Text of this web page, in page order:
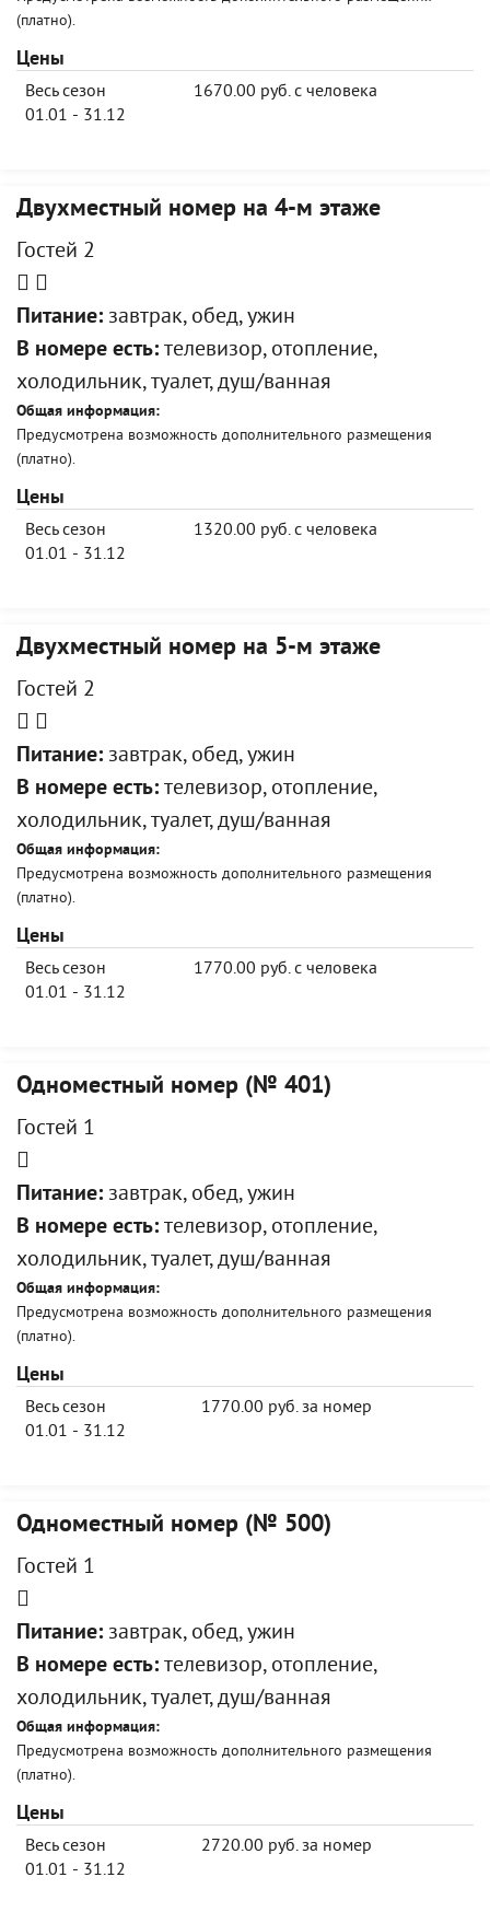
(платно).
Цены
Весь сезон
01.01 - 31.12
1670.00 руб. с человека
Двухместный номер на 4-м этаже
Гостей 2
Питание: завтрак, обед, ужин
В номере есть: телевизор, отопление,
холодильник, туалет, душ/ванная
Общая информация:
Предусмотрена возможность дополнительного размещения
(платно).
Цены
Весь сезон
01.01 - 31.12
1320.00 руб. с человека
Двухместный номер на 5-м этаже
Гостей 2
Питание: завтрак, обед, ужин
В номере есть: телевизор, отопление,
холодильник, туалет, душ/ванная
Общая информация:
Предусмотрена возможность дополнительного размещения
(платно).
Цены
Весь сезон
01.01 - 31.12
1770.00 руб. с человека
Одноместный номер (№ 401)
Гостей 1
Питание: завтрак, обед, ужин
В номере есть: телевизор, отопление,
холодильник, туалет, душ/ванная
Общая информация:
Предусмотрена возможность дополнительного размещения
(платно).
Цены
Весь сезон
01.01 - 31.12
1770.00 руб. за номер
Одноместный номер (№ 500)
Гостей 1
Питание: завтрак, обед, ужин
В номере есть: телевизор, отопление,
холодильник, туалет, душ/ванная
Общая информация:
Предусмотрена возможность дополнительного размещения
(платно).
Цены
Весь сезон
01.01 - 31.12
2720.00 руб. за номер